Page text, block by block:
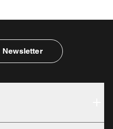
Newsletter